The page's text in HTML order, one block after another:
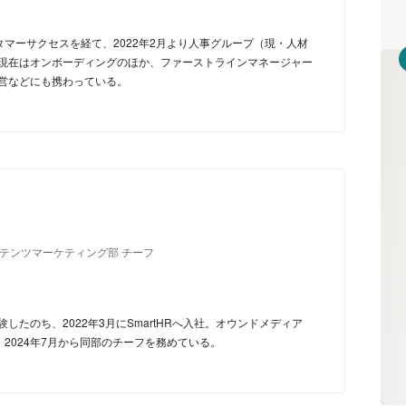
ーサクセスを経て、2022年2月より人事グループ（現・人材
はオンボーディングのほか、ファーストラインマネージャー
どにも携わっている。
ツマーケティング部 チーフ
したのち、2022年3月にSmartHRへ入社。オウンドメディア
年7月から同部のチーフを務めている。